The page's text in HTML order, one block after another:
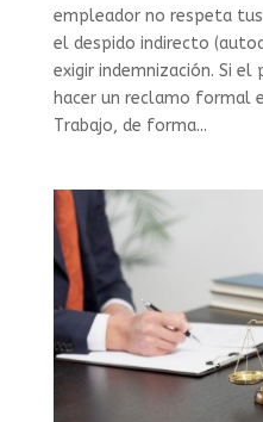
empleador no respeta
el despido indirecto
exigir indemnización. Si
hacer un reclamo formal
Trabajo, de forma...